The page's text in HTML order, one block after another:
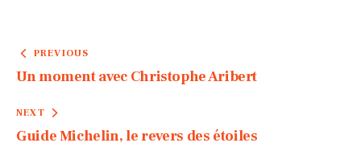
PREVIOUS
Un moment avec Christophe Aribert
NEXT
Guide Michelin, le revers des étoiles